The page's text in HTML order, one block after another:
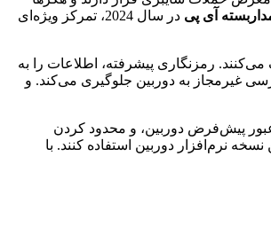
آی پی
در سال 2024، تمرکز ویژه‌ای
رمزنگاری پیشرفته، اطلاعات را به
غیرمجاز به دوربین جلوگیری می‌کند. و
پیش‌فرض دوربین، و محدود کردن
نرم‌افزار دوربین استفاده کنند. با